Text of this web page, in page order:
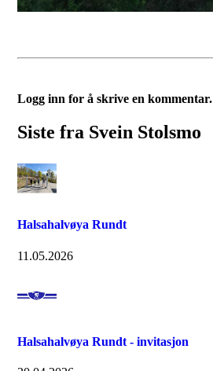
Logg inn for å skrive en kommentar.
Siste fra Svein Stolsmo
Halsahalvøya Rundt
11.05.2026
Halsahalvøya Rundt - invitasjon